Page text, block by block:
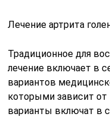
Лечение артрита
Традиционное для
лечение включает в
вариантов
которыми зависит от
варианты включат в